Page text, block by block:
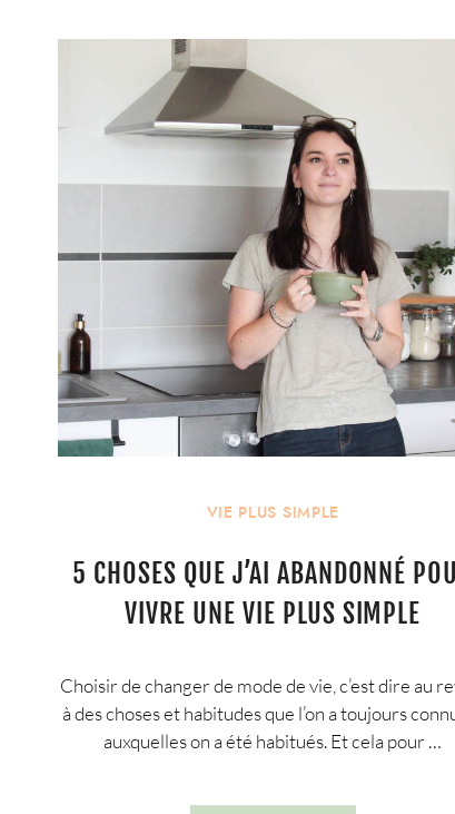
VIE PLUS SIMPLE
5 CHOSES QUE J’AI ABANDONNÉ
VIVRE UNE VIE PLUS SIMPLE
Choisir de changer de mode de vie, c’est dire au
à des choses et habitudes que l’on a toujours
auxquelles on a été habitués. Et cela pour …